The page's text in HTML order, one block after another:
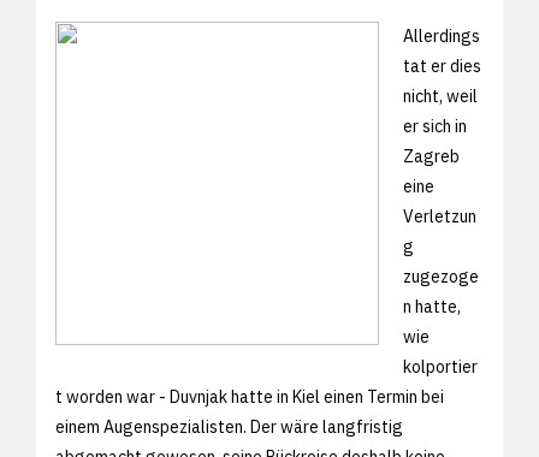
Allerdings
tat er dies
nicht, weil
er sich in
Zagreb
eine
Verletzun
g
zugezoge
n hatte,
wie
kolportier
t worden war - Duvnjak hatte in Kiel einen Termin bei
einem Augenspezialisten. Der wäre langfristig